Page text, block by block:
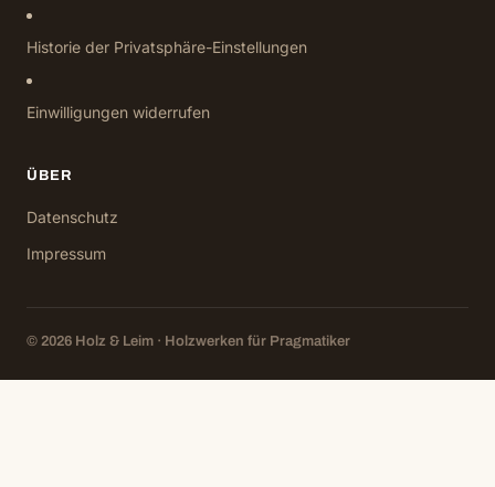
Historie der Privatsphäre-Einstellungen
Einwilligungen widerrufen
ÜBER
Datenschutz
Impressum
© 2026 Holz & Leim · Holzwerken für Pragmatiker